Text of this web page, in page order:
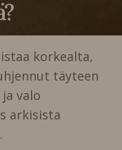
korkealta,
täyteen
valo
arkisista